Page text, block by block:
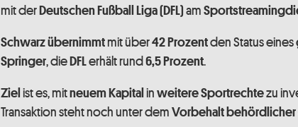
mit derDeutschen Fußball Liga (DFL) am
Schwarz übernimmt mit über42 Prozentden Status eines
Springer, dieDFL erhält rund6,5 Prozent.
Ziel ist es, mitneuem Kapital in weitere Sportrechtezu
Transaktion steht noch unter dem Vorbehalt